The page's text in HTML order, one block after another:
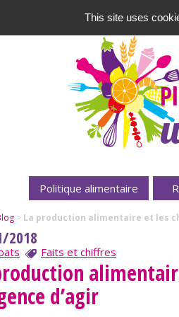
Politique alimentaire
> La production alimentaire et les
2018
Faits et chiffres
d’agir
This site uses